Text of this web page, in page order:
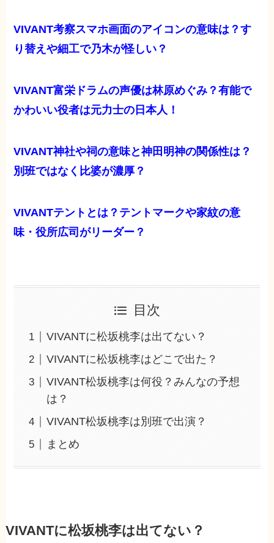
VIVANT考察スマホ画面のアイコンの意味は？す
り替えや細工で乃木が怪しい？
VIVANT富栄ドラムの声優は林原めぐみ？有能で
かわいい役者は元力士の日本人！
VIVANT神社や祠の意味と神田明神の関係性は？
別班ではなく比婆が濃厚？
VIVANTテントとは？テントマークや家紋の意
味・役所広司がリーダー？
目次
VIVANTに松坂桃李は出てない？
VIVANTに松坂桃李はどこで出た？
VIVANT松坂桃李は何役？みんなの予想
は？
VIVANT松坂桃李は別班で出演？
まとめ
VIVANTに松坂桃李は出てない？